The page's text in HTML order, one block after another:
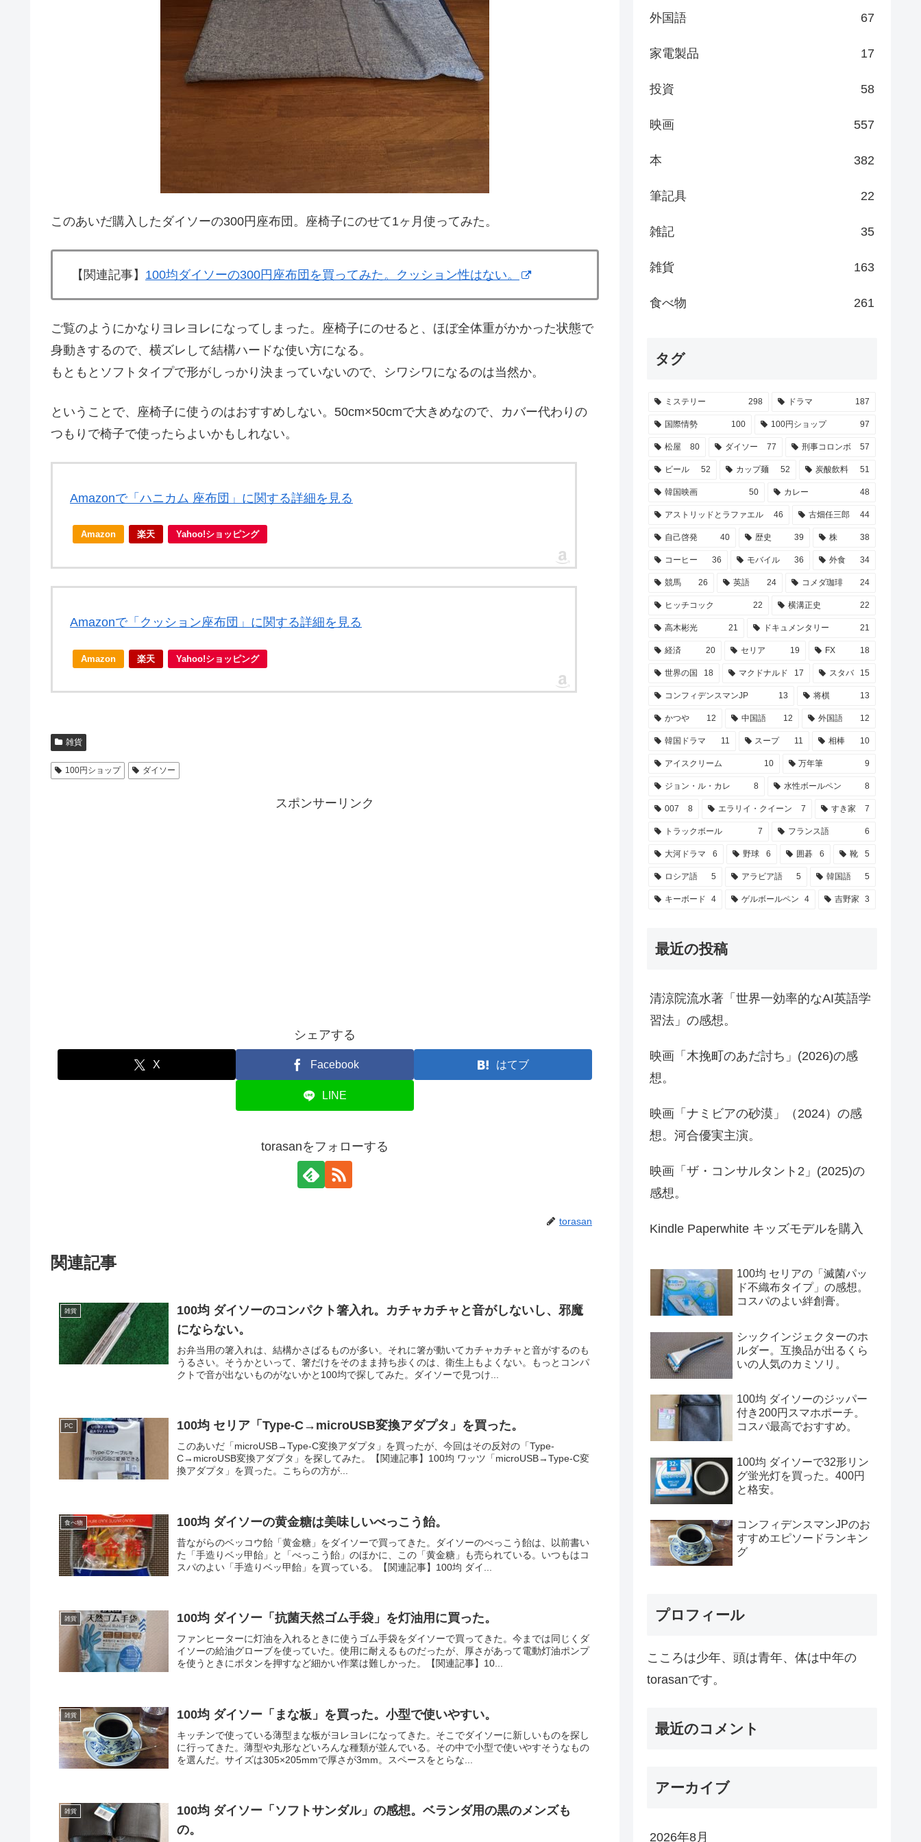
このあいだ購入したダイソーの300円座布団。座椅子にのせて1ヶ月使ってみた。
【関連記事】 100均ダイソーの300円座布団を買ってみた。クッション性はない。
ご覧のようにかなりヨレヨレになってしまった。座椅子にのせると、ほぼ全体重がかかった状態で
身動きするので、横ズレして結構ハードな使い方になる。
もともとソフトタイプで形がしっかり決まっていないので、シワシワになるのは当然か。
ということで、座椅子に使うのはおすすめしない。50cm×50cmで大きめなので、カバー代わりの
つもりで椅子で使ったらよいかもしれない。
Amazonで「ハニカム 座布団」に関する詳細を見る
Amazon 楽天 Yahoo!ショッピング
Amazonで「クッション座布団」に関する詳細を見る
Amazon 楽天 Yahoo!ショッピング
雑貨
100円ショップ ダイソー
スポンサーリンク
シェアする
X Facebook はてブ
LINE
torasanをフォローする
torasan
関連記事
雑貨
100均 ダイソーのコンパクト箸入れ。カチャカチャと音がしないし、邪魔
にならない。
お弁当用の箸入れは、結構かさばるものが多い。それに箸が動いてカチャカチャと音がするのも
うるさい。そうかといって、箸だけをそのまま持ち歩くのは、衛生上もよくない。もっとコンパ
クトで音が出ないものがないかと100均で探してみた。ダイソーで見つけ...
PC 100均 セリア「Type-C→microUSB変換アダプタ」を買った。
このあいだ「microUSB→Type-C変換アダプタ」を買ったが、今回はその反対の「Type-
C→microUSB変換アダプタ」を探してみた。【関連記事】100均 ワッツ「microUSB→Type-C変
換アダプタ」を買った。こちらの方が...
食べ物 100均 ダイソーの黄金糖は美味しいべっこう飴。
昔ながらのベッコウ飴「黄金糖」をダイソーで買ってきた。ダイソーのべっこう飴は、以前書い
た「手造りベッ甲飴」と「べっこう飴」のほかに、この「黄金糖」も売られている。いつもはコ
スパのよい「手造りベッ甲飴」を買っている。【関連記事】100均 ダイ...
雑貨 100均 ダイソー「抗菌天然ゴム手袋」を灯油用に買った。
ファンヒーターに灯油を入れるときに使うゴム手袋をダイソーで買ってきた。今までは同じくダ
イソーの給油グローブを使っていた。使用に耐えるものだったが、厚さがあって電動灯油ポンプ
を使うときにボタンを押すなど細かい作業は難しかった。【関連記事】10...
雑貨 100均 ダイソー「まな板」を買った。小型で使いやすい。
キッチンで使っている薄型まな板がヨレヨレになってきた。そこでダイソーに新しいものを探し
に行ってきた。薄型や丸形などいろんな種類が並んでいる。その中で小型で使いやすそうなもの
を選んだ。サイズは305×205mmで厚さが3mm。スペースをとらな...
雑貨
100均 ダイソー「ソフトサンダル」の感想。ベランダ用の黒のメンズも
の。
外国語 67
家電製品 17
投資 58
映画 557
本 382
筆記具 22
雑記 35
雑貨 163
食べ物 261
タグ
ミステリー 298 ドラマ 187
国際情勢 100 100円ショップ 97
松屋 80 ダイソー 77 刑事コロンボ 57
ビール 52 カップ麺 52 炭酸飲料 51
韓国映画 50 カレー 48
アストリッドとラファエル 46 古畑任三郎 44
自己啓発 40 歴史 39 株 38
コーヒー 36 モバイル 36 外食 34
競馬 26 英語 24 コメダ珈琲 24
ヒッチコック 22 横溝正史 22
高木彬光 21 ドキュメンタリー 21
経済 20 セリア 19 FX 18
世界の国 18 マクドナルド 17 スタバ 15
コンフィデンスマンJP 13 将棋 13
かつや 12 中国語 12 外国語 12
韓国ドラマ 11 スープ 11 相棒 10
アイスクリーム 10 万年筆 9
ジョン・ル・カレ 8 水性ボールペン 8
007 8 エラリイ・クイーン 7 すき家 7
トラックボール 7 フランス語 6
大河ドラマ 6 野球 6 囲碁 6 靴 5
ロシア語 5 アラビア語 5 韓国語 5
キーボード 4 ゲルボールペン 4 吉野家 3
最近の投稿
清涼院流水著「世界一効率的なAI英語学
習法」の感想。
映画「木挽町のあだ討ち」(2026)の感
想。
映画「ナミビアの砂漠」（2024）の感
想。河合優実主演。
映画「ザ・コンサルタント2」(2025)の
感想。
Kindle Paperwhite キッズモデルを購入
100均 セリアの「滅菌パッ
ド不織布タイプ」の感想。
コスパのよい絆創膏。
シックインジェクターのホ
ルダー。互換品が出るくら
いの人気のカミソリ。
100均 ダイソーのジッパー
付き200円スマホポーチ。
コスパ最高でおすすめ。
100均 ダイソーで32形リン
グ蛍光灯を買った。400円
と格安。
コンフィデンスマンJPのお
すすめエピソードランキン
グ
プロフィール
こころは少年、頭は青年、体は中年の
torasanです。
最近のコメント
アーカイブ
2026年8月